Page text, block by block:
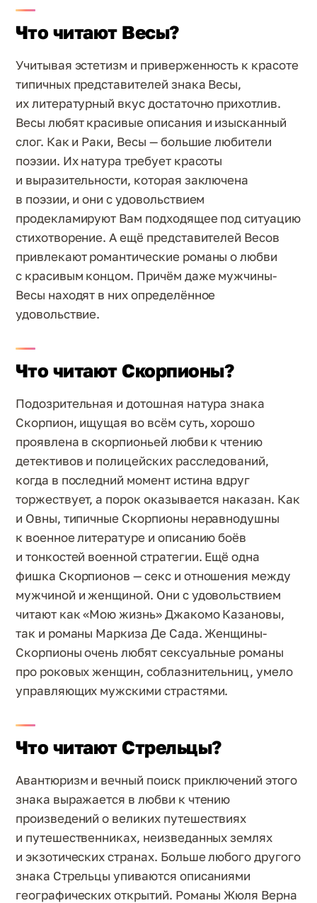
Что читают Весы?
Учитывая эстетизм и приверженность к красоте
типичных представителей знака Весы,
их литературный вкус достаточно прихотлив.
Весы любят красивые описания и изысканный
слог. Как и Раки, Весы — большие любители
поэзии. Их натура требует красоты
и выразительности, которая заключена
в поэзии, и они с удовольствием
продекламируют Вам подходящее под ситуацию
стихотворение. А ещё представителей Весов
привлекают романтические романы о любви
с красивым концом. Причём даже мужчины-
Весы находят в них определённое
удовольствие.
Что читают Скорпионы?
Подозрительная и дотошная натура знака
Скорпион, ищущая во всём суть, хорошо
проявлена в скорпионьей любви к чтению
детективов и полицейских расследований,
когда в последний момент истина вдруг
торжествует, а порок оказывается наказан. Как
и Овны, типичные Скорпионы неравнодушны
к военное литературе и описанию боёв
и тонкостей военной стратегии. Ещё одна
фишка Скорпионов — секс и отношения между
мужчиной и женщиной. Они с удовольствием
читают как «Мою жизнь» Джакомо Казановы,
так и романы Маркиза Де Сада. Женщины-
Скорпионы очень любят сексуальные романы
про роковых женщин, соблазнительниц, умело
управляющих мужскими страстями.
Что читают Стрельцы?
Авантюризм и вечный поиск приключений этого
знака выражается в любви к чтению
произведений о великих путешествиях
и путешественниках, неизведанных землях
и экзотических странах. Больше любого другого
знака Стрельцы упиваются описаниями
географических открытий. Романы Жюля Верна